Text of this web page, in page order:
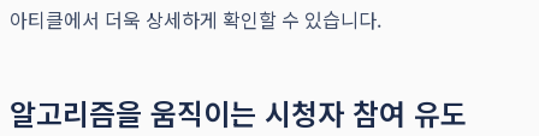
아티클에서 더욱 상세하게 확인할 수 있습니다.
알고리즘을 움직이는 시청자 참여 유도